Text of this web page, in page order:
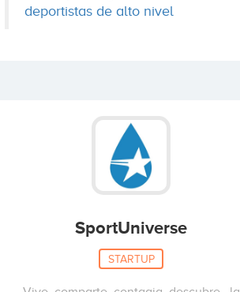
deportistas de alto nivel
SportUniverse
STARTUP